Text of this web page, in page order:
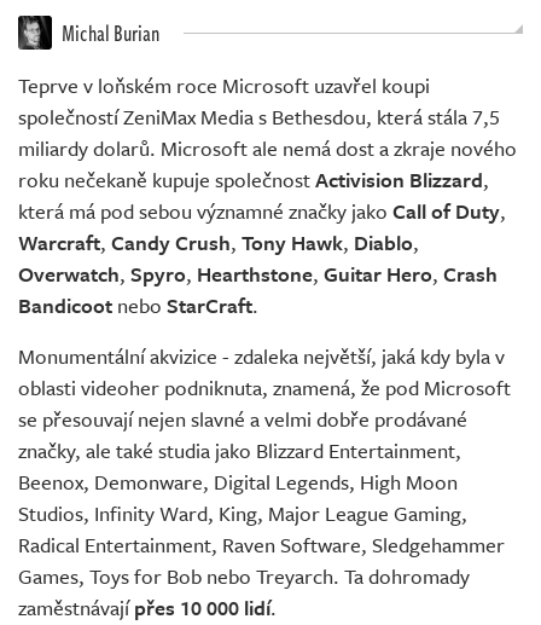
Michal Burian
Teprve v loňském roce Microsoft uzavřel koupi
společností ZeniMax Media s Bethesdou, která stála 7,5
miliardy dolarů. Microsoft ale nemá dost a zkraje nového
roku nečekaně kupuje společnostActivision Blizzard,
která má pod sebou významné značky jako Call of Duty,
Warcraft, Candy Crush, Tony Hawk, Diablo,
Overwatch, Spyro, Hearthstone, Guitar Hero, Crash
Bandicoot nebo StarCraft.
Monumentální akvizice - zdaleka největší, jaká kdy byla v
oblasti videoher podniknuta, znamená, že pod Microsoft
se přesouvají nejen slavné a velmi dobře prodávané
značky, ale také studia jako Blizzard Entertainment,
Beenox, Demonware, Digital Legends, High Moon
Studios, Infinity Ward, King, Major League Gaming,
Radical Entertainment, Raven Software, Sledgehammer
Games, Toys for Bob nebo Treyarch. Ta dohromady
zaměstnávajípřes 10 000 lidí.